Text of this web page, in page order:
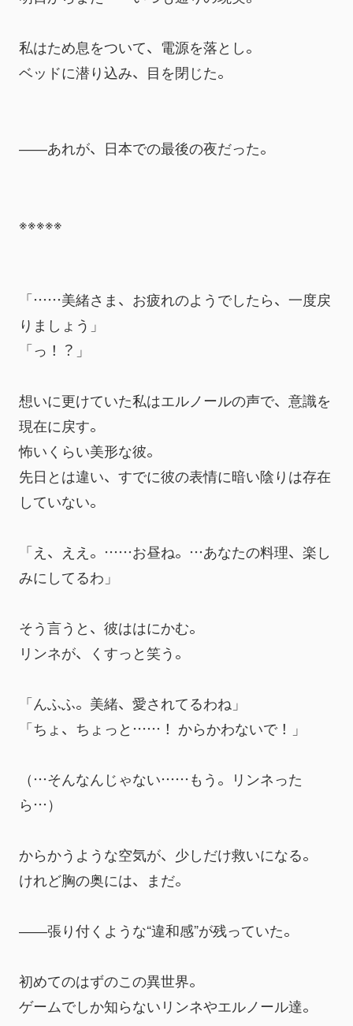
私はため息をついて、電源を落とし。
ベッドに潜り込み、目を閉じた。
――あれが、日本での最後の夜だった。
※※※※※
「……美緒さま、お疲れのようでしたら、一度戻
りましょう」
「っ！？」
想いに更けていた私はエルノールの声で、意識を
現在に戻す。
怖いくらい美形な彼。
先日とは違い、すでに彼の表情に暗い陰りは存在
していない。
「え、ええ。……お昼ね。…あなたの料理、楽し
みにしてるわ」
そう言うと、彼ははにかむ。
リンネが、くすっと笑う。
「んふふ。美緒、愛されてるわね」
「ちょ、ちょっと……！ からかわないで！」
（…そんなんじゃない……もう。リンネった
ら…）
からかうような空気が、少しだけ救いになる。
けれど胸の奥には、まだ。
――張り付くような“違和感”が残っていた。
初めてのはずのこの異世界。
ゲームでしか知らないリンネやエルノール達。